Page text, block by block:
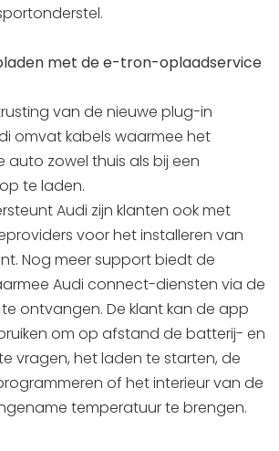
met de e-tron-oplaadservice
van de nieuwe plug-in
omvat kabels waarmee het
auto zowel thuis als bij een
te laden.
Audi zijn klanten ook met
voor het installeren van
Nog meer support biedt de
Audi connect-diensten via de
ontvangen. De klant kan de app
om op afstand de batterij- en
vragen, het laden te starten, de
of het interieur van de
temperatuur te brengen.